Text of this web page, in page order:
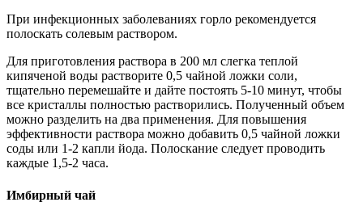
При инфекционных заболеваниях горло рекомендуется
полоскать солевым раствором.
Для приготовления раствора в 200 мл слегка теплой
кипяченой воды растворите 0,5 чайной ложки соли,
тщательно перемешайте и дайте постоять 5-10 минут, чтобы
все кристаллы полностью растворились. Полученный объем
можно разделить на два применения. Для повышения
эффективности раствора можно добавить 0,5 чайной ложки
соды или 1-2 капли йода. Полоскание следует проводить
каждые 1,5-2 часа.
Имбирный чай